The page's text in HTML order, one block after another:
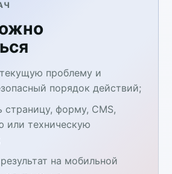
проблему и
порядок действий;
страницу, форму, CMS,
или техническую
на мобильной